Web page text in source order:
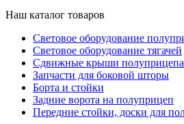
Наш каталог товаров
Световое оборудование
Световое оборудование тягачей
Сдвижные крыши
Запчасти для боковой шторы
Борта и стойки
Задние ворота на полуприцеп
Передние стойки, доски для